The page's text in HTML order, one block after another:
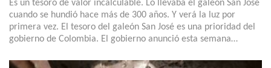
Es un tesoro de valor incalculable. Lo llevaba el galeón San José
cuando se hundió hace más de 300 años. Y verá la luz por
primera vez. El tesoro del galeón San José es una prioridad del
gobierno de Colombia. El gobierno anunció esta semana…